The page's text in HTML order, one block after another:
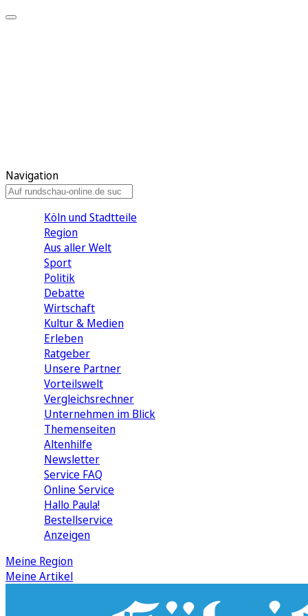
Navigation
Köln und Stadtteile
Region
Aus aller Welt
Sport
Politik
Debatte
Wirtschaft
Kultur & Medien
Erleben
Ratgeber
Unsere Partner
Vorteilswelt
Vergleichsrechner
Unternehmen im Blick
Themenseiten
Altenhilfe
Newsletter
Service FAQ
Online Service
Hallo Paula!
Bestellservice
Anzeigen
Meine Region
Meine Artikel